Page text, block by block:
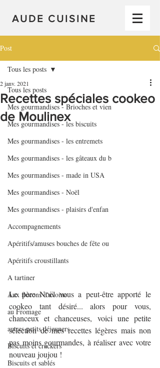
AUDE CUISINE
Post
Tous les posts
Mes gourmandises - Brioches et vien
Mes gourmandises - les biscuits
Mes gourmandises - les entremets
Mes gourmandises - les gâteaux du b
Mes gourmandises - made in USA
Mes gourmandises - Noël
Mes gourmandises - plaisirs d'enfan
Accompagnements
Apéritifs/amuses bouches de fête ou
Apéritifs croustillants
A tartiner
Aux flocons d'avoine
au Fromage
autres petits déjeuners
Biscuits et crackers
Biscuits et sablés
Tous les posts
Recettes spéciales cookeo
de Moulinex
2 janv. 2021
Le père Noël vous a peut-être apporté le
cookeo tant désiré... alors pour vous,
chanceux et chanceuses, voici une petite
sélection de mes recettes légères mais non
pas moins gourmandes, à réaliser avec votre
nouveau joujou !